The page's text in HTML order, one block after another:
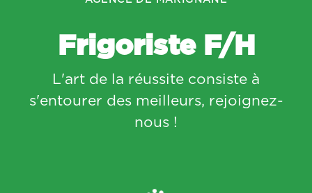
Frigoriste F/H
L'art de la réussite consiste à
s'entourer des meilleurs, rejoignez-
nous !